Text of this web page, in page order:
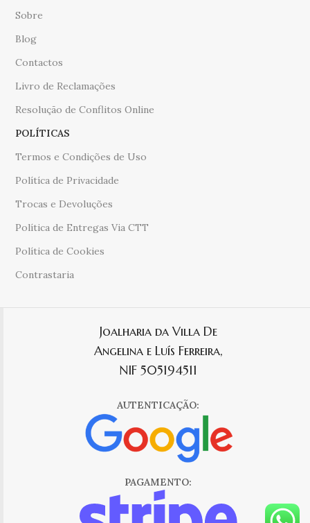
Sobre
Blog
Contactos
Livro de Reclamações
Resolução de Conflitos Online
POLÍTICAS
Termos e Condições de Uso
Polítíca de Privacidade
Trocas e Devoluções
Política de Entregas Via CTT
Política de Cookies
Contrastaria
Joalharia da Villa De
Angelina e Luís Ferreira,
NIF 505194511
AUTENTICAÇÃO:
PAGAMENTO: